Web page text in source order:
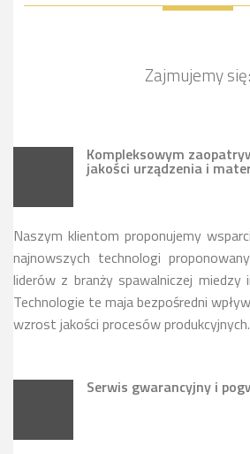
Zajmujemy się:
Kompleksowym
jakości urządzenia i
Naszym klientom proponujemy
najnowszych technologi
liderów z branży spawalniczej miedzy
Technologie te maja bezpośredni
wzrost jakości procesów produkcyjnych.
Serwis gwarancyjny i